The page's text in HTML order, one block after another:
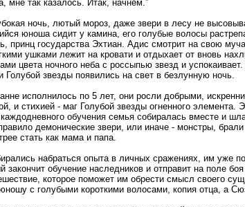
мне так казалось. Итак, начнём.”
ночь, лютый мороз, даже звери в лесу не
юноша сидит у камина, его голубые волосы
принц государства Эхтиан. Адис смотрит на свою
ушками лежит на кровати и отдыхает от вновь
цвета ночного неба с россыпью звезд и
звезды появились на свет в безлунную ночь.
исполнилось по 5 лет, они росли добрыми,
стихией - маг Голубой звезды огненного элемента.
обучения семья собиралась вместе и
демонические звери, или иначе - монстры,
стать как мама и папа.
набраться опыта в личных сражениях, им уже
закончит обучение наследников и отправит на поле
которое поможет им обрести смысл своего
с голубыми короткими волосами, копия отца, а